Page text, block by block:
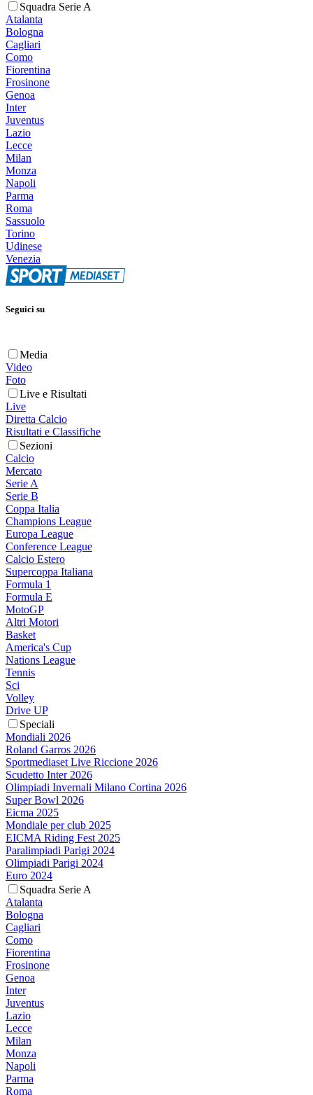
Squadra Serie A
Atalanta
Bologna
Cagliari
Como
Fiorentina
Frosinone
Genoa
Inter
Juventus
Lazio
Lecce
Milan
Monza
Napoli
Parma
Roma
Sassuolo
Torino
Udinese
Venezia
Seguici su
Media
Video
Foto
Live e Risultati
Live
Diretta Calcio
Risultati e Classifiche
Sezioni
Calcio
Mercato
Serie A
Serie B
Coppa Italia
Champions League
Europa League
Conference League
Calcio Estero
Supercoppa Italiana
Formula 1
Formula E
MotoGP
Altri Motori
Basket
America's Cup
Nations League
Tennis
Sci
Volley
Drive UP
Speciali
Mondiali 2026
Roland Garros 2026
Sportmediaset Live Riccione 2026
Scudetto Inter 2026
Olimpiadi Invernali Milano Cortina 2026
Super Bowl 2026
Eicma 2025
Mondiale per club 2025
EICMA Riding Fest 2025
Paralimpiadi Parigi 2024
Olimpiadi Parigi 2024
Euro 2024
Squadra Serie A
Atalanta
Bologna
Cagliari
Como
Fiorentina
Frosinone
Genoa
Inter
Juventus
Lazio
Lecce
Milan
Monza
Napoli
Parma
Roma